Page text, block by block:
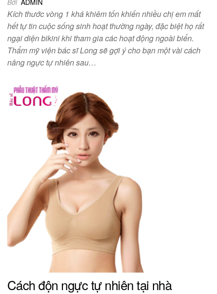
Bởi ADMIN
Kích thước vòng 1 khá khiêm tốn khiến nhiều chị em mất
hết tự tin cuộc sống sinh hoạt thường ngày, đặc biệt họ rất
ngại diện bikini khi tham gia các hoạt động ngoài biển.
Thẩm mỹ viện bác sĩ Long sẽ gợi ý cho bạn một vài cách
nâng ngực tự nhiên sau…
Cách độn ngực tự nhiên tại nhà